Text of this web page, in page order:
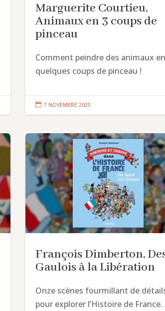
Marguerite Courtieu,
Animaux en 3 coups de
pinceau
Comment peindre des animaux en
quelques coups de pinceau !
 7 NOVEMBRE 2025
François Dimberton,
Gaulois à la Libération
Onze scènes fourmillant de
pour explorer l’Histoire de France.